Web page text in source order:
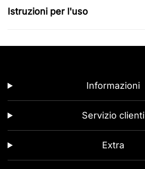
Istruzioni per l'uso
Informazioni
Servizio clienti
Extra